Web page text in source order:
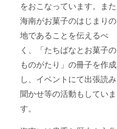
をおこなっています。また
海南がお菓子のはじまりの
地であることを伝えるべ
く、「たちばなとお菓子の
ものがたり」の冊子を作成
し、イベントにて出張読み
聞かせ等の活動もしていま
す。